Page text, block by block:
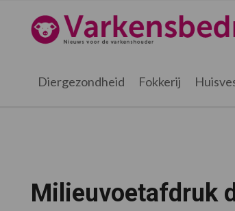
hoofdnavigatie
hoofd
eerste
voettekst
Varkensbedrijf.nl
Diergezondheid Fokkerij
Milieuvoetafdruk